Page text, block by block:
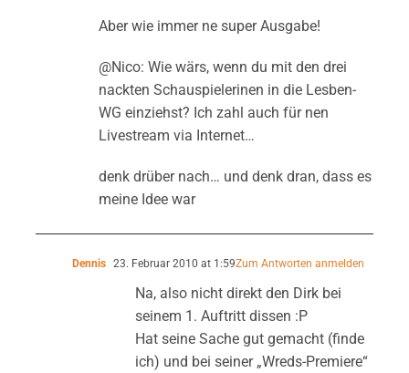
Aber wie immer ne super Ausgabe!
@Nico: Wie wärs, wenn du mit den drei
nackten Schauspielerinen in die Lesben-
WG einziehst? Ich zahl auch für nen
Livestream via Internet…
denk drüber nach… und denk dran, dass es
meine Idee war
Dennis 23. Februar 2010 at 1:59Zum Antworten anmelden
Na, also nicht direkt den Dirk bei
seinem 1. Auftritt dissen :P
Hat seine Sache gut gemacht (finde
ich) und bei seiner „Wreds-Premiere“